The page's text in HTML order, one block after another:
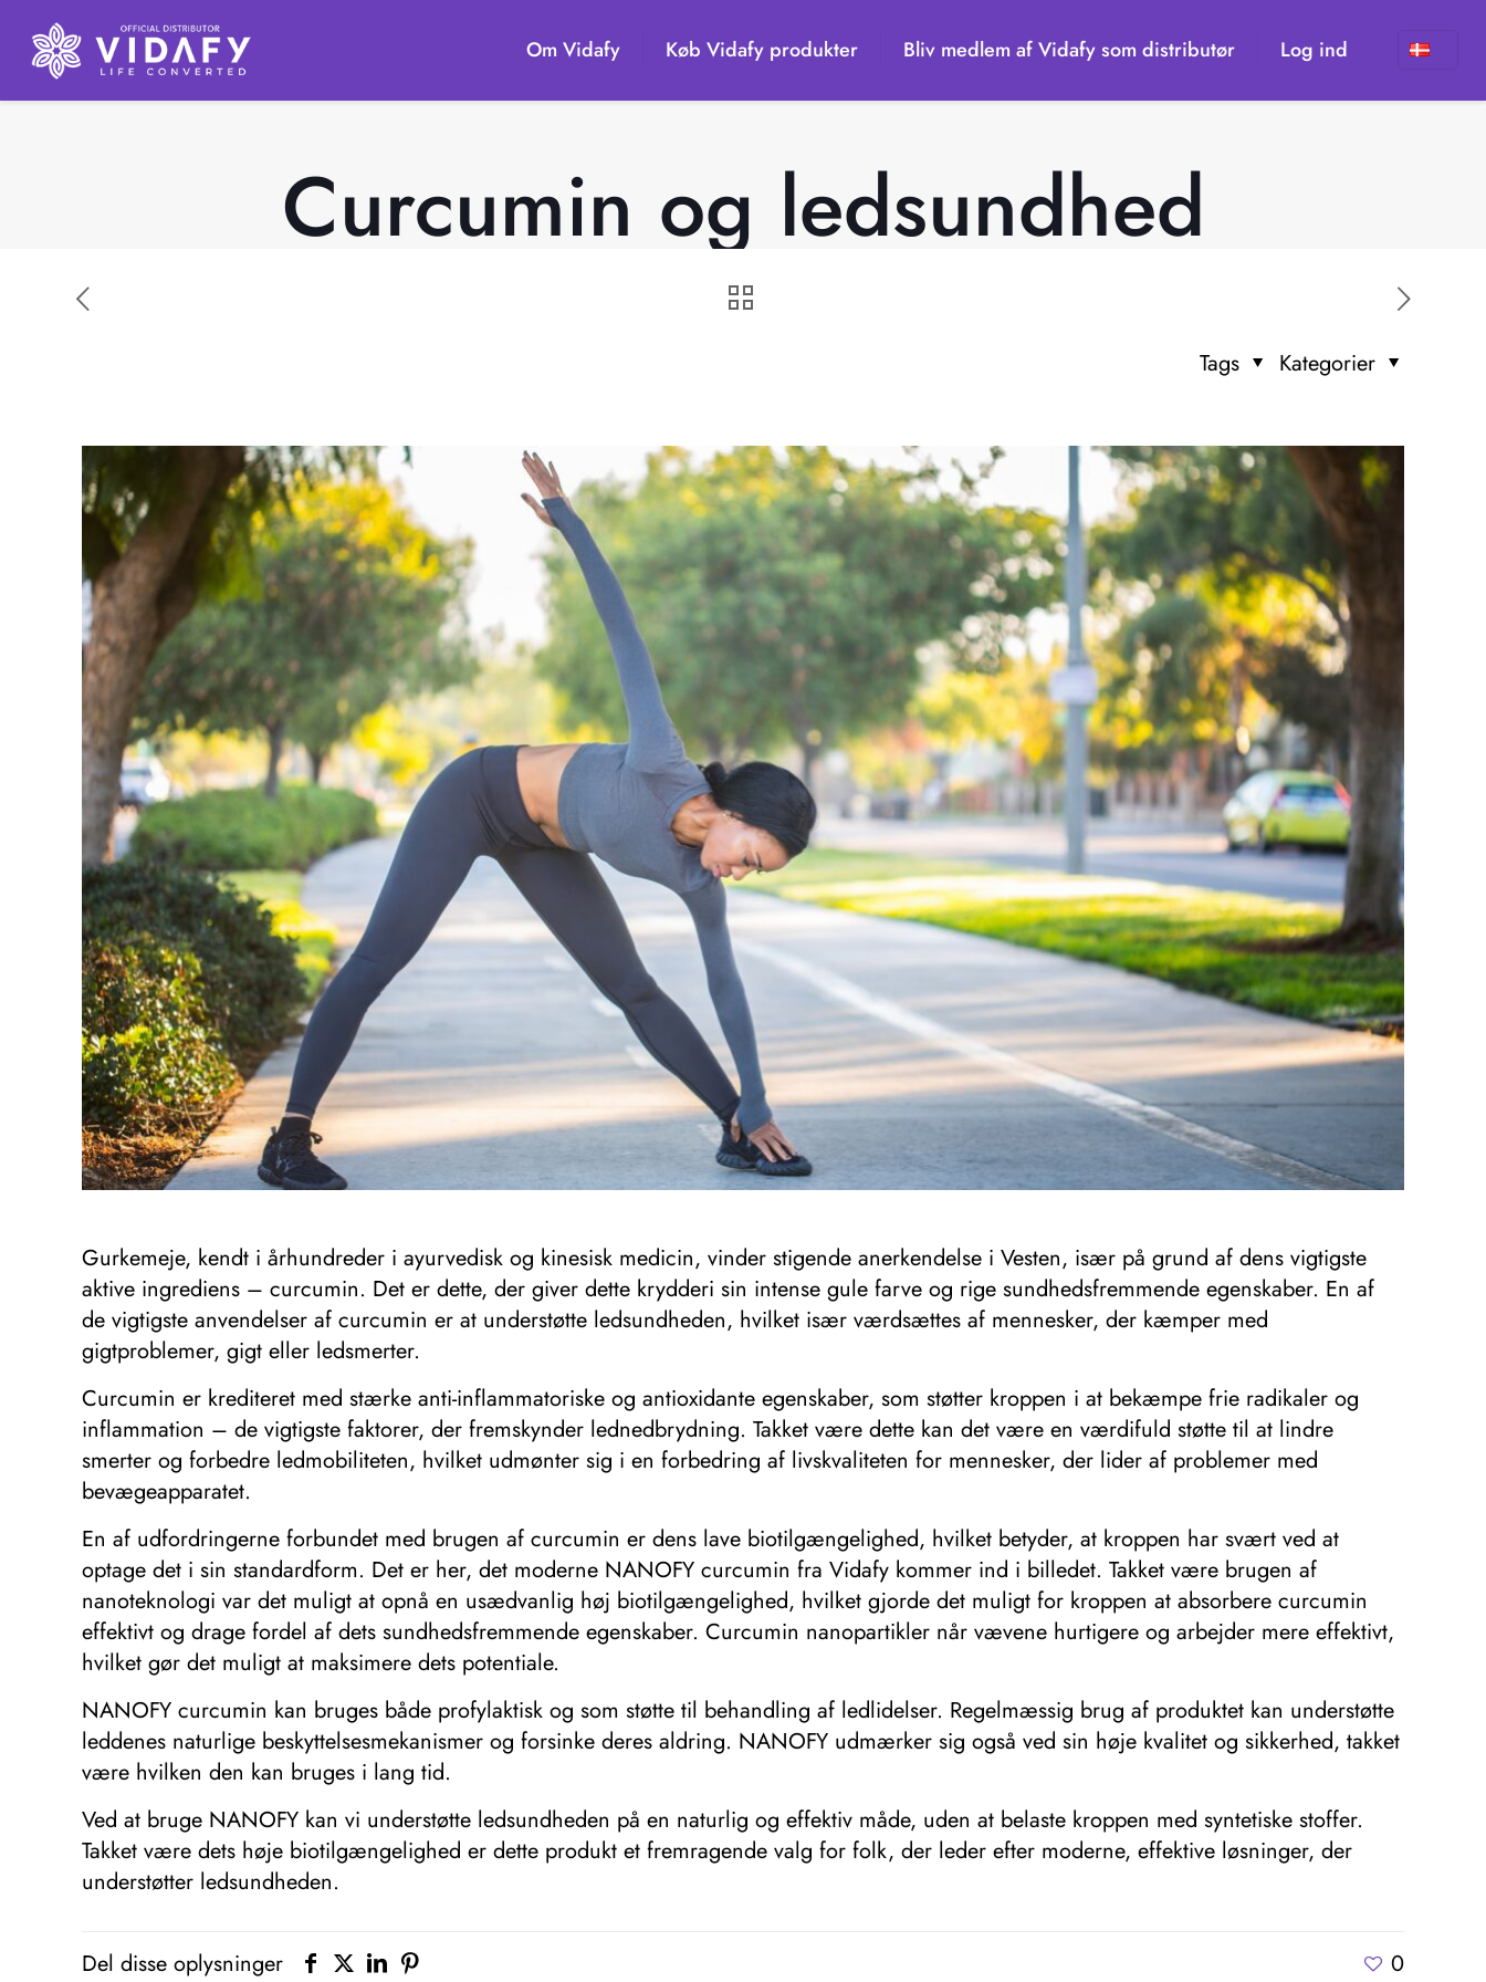
Om Vidafy Køb Vidafy produkter Bliv medlem af Vidafy som distributør Log ind
Curcumin og ledsundhed
Kategorier
Tags
Gurkemeje, kendt i århundreder i ayurvedisk og kinesisk medicin, vinder stigende anerkendelse i Vesten, især på grund af dens vigtigste
aktive ingrediens – curcumin. Det er dette, der giver dette krydderi sin intense gule farve og rige sundhedsfremmende egenskaber. En af
de vigtigste anvendelser af curcumin er at understøtte ledsundheden, hvilket især værdsættes af mennesker, der kæmper med
gigtproblemer, gigt eller ledsmerter.
Curcumin er krediteret med stærke anti-inflammatoriske og antioxidante egenskaber, som støtter kroppen i at bekæmpe frie radikaler og
inflammation – de vigtigste faktorer, der fremskynder lednedbrydning. Takket være dette kan det være en værdifuld støtte til at lindre
smerter og forbedre ledmobiliteten, hvilket udmønter sig i en forbedring af livskvaliteten for mennesker, der lider af problemer med
bevægeapparatet.
En af udfordringerne forbundet med brugen af ​​curcumin er dens lave biotilgængelighed, hvilket betyder, at kroppen har svært ved at
optage det i sin standardform. Det er her, det moderne NANOFY curcumin fra Vidafy kommer ind i billedet. Takket være brugen af ​​
nanoteknologi var det muligt at opnå en usædvanlig høj biotilgængelighed, hvilket gjorde det muligt for kroppen at absorbere curcumin
effektivt og drage fordel af dets sundhedsfremmende egenskaber. Curcumin nanopartikler når vævene hurtigere og arbejder mere effektivt,
hvilket gør det muligt at maksimere dets potentiale.
NANOFY curcumin kan bruges både profylaktisk og som støtte til behandling af ledlidelser. Regelmæssig brug af produktet kan understøtte
leddenes naturlige beskyttelsesmekanismer og forsinke deres aldring. NANOFY udmærker sig også ved sin høje kvalitet og sikkerhed, takket
være hvilken den kan bruges i lang tid.
Ved at bruge NANOFY kan vi understøtte ledsundheden på en naturlig og effektiv måde, uden at belaste kroppen med syntetiske stoffer.
Takket være dets høje biotilgængelighed er dette produkt et fremragende valg for folk, der leder efter moderne, effektive løsninger, der
understøtter ledsundheden.
Del disse oplysninger 0